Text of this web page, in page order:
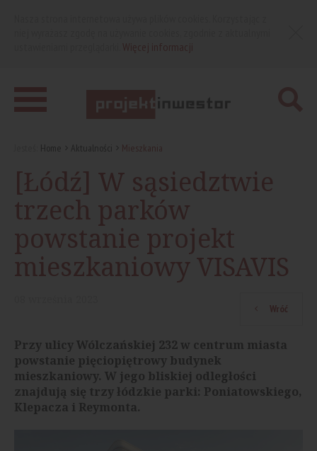
Home Aktualności Mieszkania
[Łódź] W sąsiedztwie
trzech parków
powstanie projekt
mieszkaniowy VISAVIS
Wróć
Przy ulicy Wólczańskiej 232 w centrum miasta
powstanie pięciopiętrowy budynek
mieszkaniowy. W jego bliskiej odległości
znajdują się trzy łódzkie parki: Poniatowskiego,
Klepacza i Reymonta.